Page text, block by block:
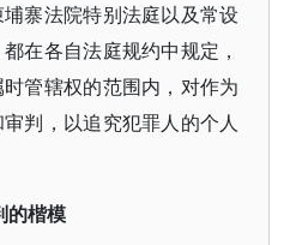
寨法院特别法庭以及常设
在各自法庭规约中规定，
管辖权的范围内，对作为
判，以追究犯罪人的个人
的楷模